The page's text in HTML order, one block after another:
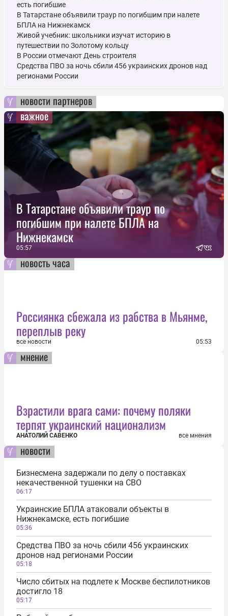
есть погибшие
В Татарстане объявили траур по погибшим при налете
БПЛА на Нижнекамск
Живой учебник: школьники изучат историю в
путешествии по Золотому кольцу
В России отмечают День строителя
Средства ПВО за ночь сбили 456 украинских дронов над
регионами России
новости партнеров
важное
В Татарстане объявили траур по
погибшим при налете БПЛА на
Нижнекамск
05:57
новость часа
Россиянка сбежала из рабства в Мьянме,
переплыв реку
все новости 05:53
мнение
Взрастили врага сами: почему поляки
терпят украинский национализм
АНАТОЛИЙ САВЕНКО все мнения
новости
Бизнесмена задержали по делу о поставках
некачественной тушенки на СВО
06:17
Украинские БПЛА атаковали объекты в
Нижнекамске, есть погибшие
05:36
Средства ПВО за ночь сбили 456 украинских
дронов над регионами России
05:18
Число сбитых на подлете к Москве беспилотников
достигло 18
05:17